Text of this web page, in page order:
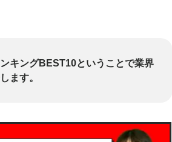
キングBEST10ということで業界
ます。